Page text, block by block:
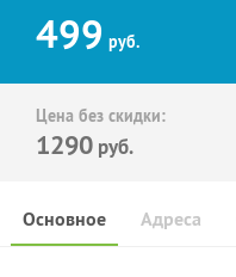
499 руб.
Цена без скидки:
1290 руб.
Основное Адреса